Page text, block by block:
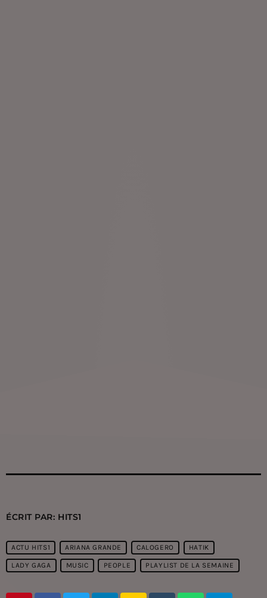
ÉCRIT PAR: HITS1
ACTU HITS1 ARIANA GRANDE CALOGERO HATIK
LADY GAGA MUSIC PEOPLE PLAYLIST DE LA SEMAINE